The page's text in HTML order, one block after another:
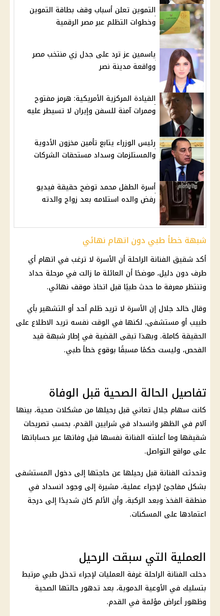
التموين تعلن أسباب وقف بطاقة التموين
وخطوات التظلم عبر مصر الرقمية
ياسمين عز ترد على جدل زي منتخب مصر
وواقعة مدينة نصر
القيادة المركزية الأمريكية: هرمز مفتوح
وممرات آمنة للسفن وإيران لا تسيطر عليه
رئيس الوزراء يتابع تأمين مخزون الأدوية
والمستلزمات وسداد مستحقات الشركات
أسرة الطفل محمد توضح حقيقة فيديو
رفض والده استلامه بعد زواج والدته
شبهة خطأ طبي دون اتهام نهائي
أكد شقيق الفنانة الراحلة أن الأسرة لا ترغب في اتهام أي
طرف دون دليل، موضحًا أن العائلة ما زالت في مرحلة حداد
وتنتظر معرفة ما حدث طبيًا قبل اتخاذ موقف نهائي.
وقال خالد جلال إن الأسرة لا تريد ظلم أحد أو التشهير بأي
طبيب أو مستشفى، لكنها في الوقت نفسه تريد الاطلاع على
الحقيقة كاملة. وبهذا تبقى القضية في إطار شبهة قيد
الفحص، وليست حكمًا مسبقًا بوقوع خطأ طبي.
تفاصيل الحالة الصحية قبل الوفاة
كانت سهام جلال تعاني قبل رحيلها من مشكلات صحية، بينها
آلام في الظهر وانسداد في شرايين القدم، بحسب تصريحات
شقيقها وما أعلنته الفنانة نفسها قبل وفاتها عبر حساباتها
على مواقع التواصل.
وتحدثت الفنانة قبل رحيلها عن حاجتها إلى دخول المستشفى
بشكل مفاجئ لإجراء عملية، مشيرة إلى وجود انسداد في
منطقة الفخذ وبعد الركبة، وأن الألم كان شديدًا إلى درجة
اعتمادها على المسكنات.
العملية التي سبقت الرحيل
دخلت الفنانة الراحلة غرفة العمليات لإجراء تدخل طبي مرتبط
بتسليك في الأوعية الدموية، بعد تدهور حالتها الصحية
وظهور أعراض مؤلمة في القدم.